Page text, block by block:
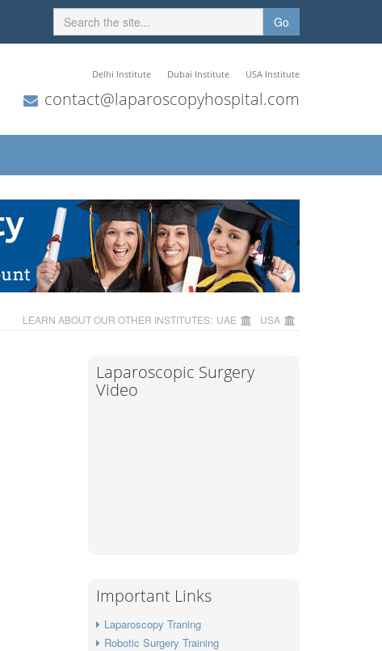
Go
Delhi Institute Dubai Institute USA Institute
contact@laparoscopyhospital.com
LEARN ABOUT OUR OTHER INSTITUTES: UAE USA
Laparoscopic Surgery
Video
Important Links
Laparoscopy Traning
Robotic Surgery Training